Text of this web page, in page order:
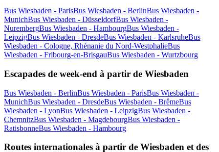
Bus Wiesbaden - ParisBus Wiesbaden - BerlinBus Wiesbaden -
MunichBus Wiesbaden - DüsseldorfBus Wiesbaden -
NurembergBus Wiesbaden - HambourgBus Wiesbaden -
LeipzigBus Wiesbaden - DresdeBus Wiesbaden - KarlsruheBus
Wiesbaden - Cologne, Rhénanie du Nord-WestphalieBus
Wiesbaden - Fribourg-en-BrisgauBus Wiesbaden - Wurtzbourg
Escapades de week-end à partir de Wiesbaden
Bus Wiesbaden - BerlinBus Wiesbaden - ParisBus Wiesbaden -
MunichBus Wiesbaden - DresdeBus Wiesbaden - BrêmeBus
Wiesbaden - LyonBus Wiesbaden - LeipzigBus Wiesbaden -
ChemnitzBus Wiesbaden - MagdebourgBus Wiesbaden -
RatisbonneBus Wiesbaden - Hambourg
Routes internationales à partir de Wiesbaden et des